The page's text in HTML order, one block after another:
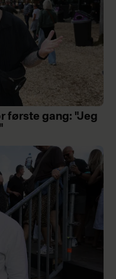
første gang: "Jeg